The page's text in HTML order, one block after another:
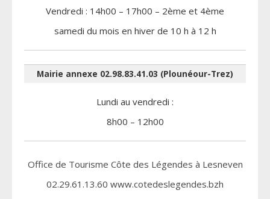
Vendredi : 14h00 – 17h00 – 2ème et 4ème
samedi du mois en hiver de 10 h à 12 h
Mairie annexe 02.98.83.41.03 (Plounéour-Trez)
Lundi au vendredi :
8h00 – 12h00
Office de Tourisme Côte des Légendes à Lesneven
02.29.61.13.60 www.cotedeslegendes.bzh